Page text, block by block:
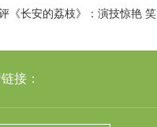
《长安的荔枝》：演技惊艳 笑
接：